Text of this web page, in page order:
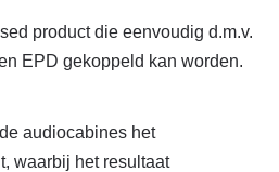
product die eenvoudig d.m.v.
EPD gekoppeld kan worden.
audiocabines het
waarbij het resultaat